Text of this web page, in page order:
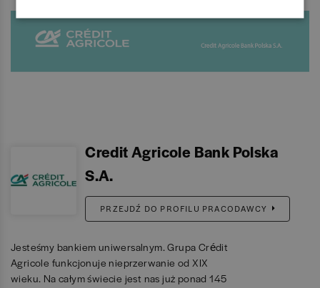
Credit Agricole Bank Polska
S.A.
PRZEJDŹ DO PROFILU PRACODAWCY
Jesteśmy bankiem uniwersalnym. Grupa Crédit
Agricole funkcjonuje nieprzerwanie od XIX
wieku. Na całym świecie jest nas już ponad 145